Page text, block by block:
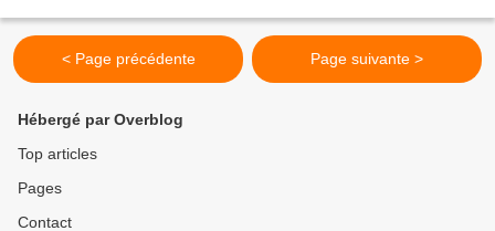
< Page précédente Page suivante >
Hébergé par Overblog
Top articles
Pages
Contact